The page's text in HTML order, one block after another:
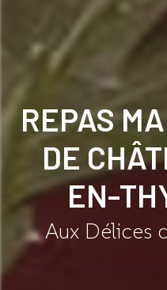
REPAS
DE
EN-
Aux Délices